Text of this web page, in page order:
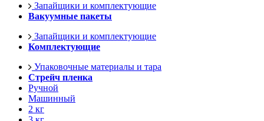
Запайщики и комплектующие
Вакуумные пакеты
Запайщики и комплектующие
Комплектующие
Упаковочные материалы и тара
Стрейч пленка
Ручной
Машинный
2 кг